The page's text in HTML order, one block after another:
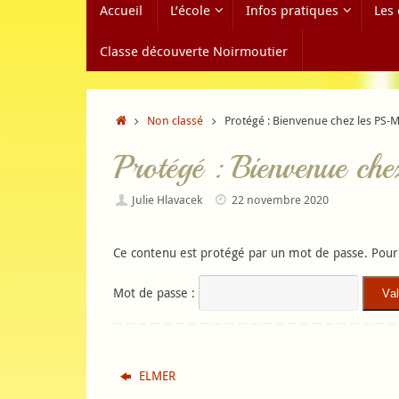
Accueil L’école Infos pratiques Les
Classe découverte Noirmoutier
AccueilNon classé Protégé : Bienvenue chez les PS-
Protégé : Bienvenue
Julie Hlavacek 22 novembre 2020
Ce contenu est protégé par un mot de passe.
Mot de passe :
ELMER